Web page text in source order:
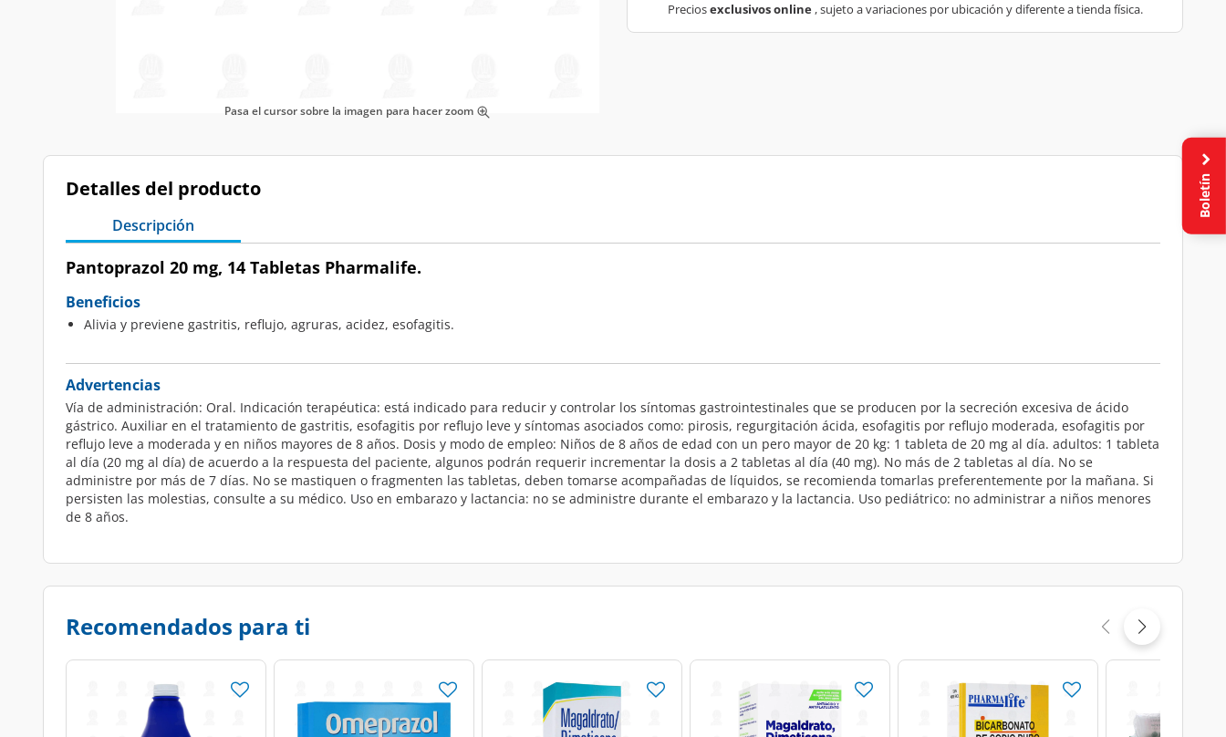
Pasa el cursor sobre la imagen para hacer zoom
Preciosexclusivos online, sujeto a variaciones por ubicación y diferente a tienda física.
Detalles del producto
Descripción
Pantoprazol 20 mg, 14 Tabletas Pharmalife.
Beneficios
Alivia y previene gastritis, reflujo, agruras, acidez, esofagitis.
Advertencias
Vía de administración: Oral. Indicación terapéutica: está indicado para reducir y controlar los síntomas gastrointestinales que se producen por la secreción excesiva de ácido
gástrico. Auxiliar en el tratamiento de gastritis, esofagitis por reflujo leve y síntomas asociados como: pirosis, regurgitación ácida, esofagitis por reflujo moderada, esofagitis por
reflujo leve a moderada y en niños mayores de 8 años. Dosis y modo de empleo: Niños de 8 años de edad con un pero mayor de 20 kg: 1 tableta de 20 mg al día. adultos: 1 tableta
al día (20 mg al día) de acuerdo a la respuesta del paciente, algunos podrán requerir incrementar la dosis a 2 tabletas al día (40 mg). No más de 2 tabletas al día. No se
administre por más de 7 días. No se mastiquen o fragmenten las tabletas, deben tomarse acompañadas de líquidos, se recomienda tomarlas preferentemente por la mañana. Si
persisten las molestias, consulte a su médico. Uso en embarazo y lactancia: no se administre durante el embarazo y la lactancia. Uso pediátrico: no administrar a niños menores
de 8 años.
Recomendados para ti
Boletín